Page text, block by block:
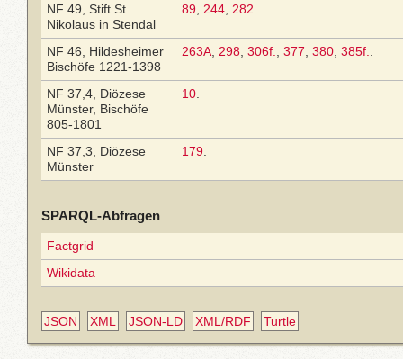
NF 49, Stift St.
Nikolaus in Stendal
89 244 282
NF 46, Hildesheimer
Bischöfe 1221-1398
263A 298 306f. 377 380 385f.
NF 37,4, Diözese
Münster, Bischöfe
805-1801
10
NF 37,3, Diözese
Münster
179
SPARQL-Abfragen
Factgrid
Wikidata
JSON XML JSON-LD XML/RDF Turtle